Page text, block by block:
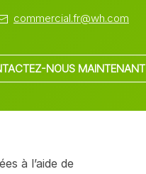
commercial.fr@wh.com
NOUS MAINTENANT
à l’aide de